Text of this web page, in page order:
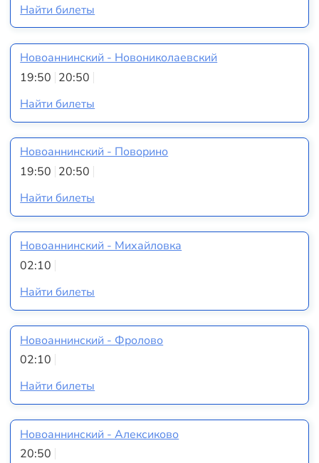
Найти билеты
Новоаннинский - Новониколаевский
19:50 20:50
Найти билеты
Новоаннинский - Поворино
19:50 20:50
Найти билеты
Новоаннинский - Михайловка
02:10
Найти билеты
Новоаннинский - Фролово
02:10
Найти билеты
Новоаннинский - Алексиково
20:50